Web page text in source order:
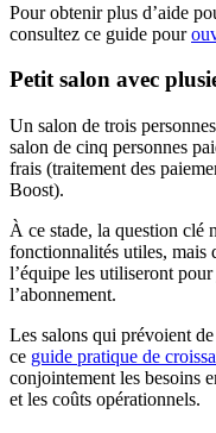
Pour obtenir plus d’aide
consultez ce guide pour
Petit salon avec
Un salon de trois
salon de cinq personnes
frais (traitement des
Boost).
À ce stade, la question clé
fonctionnalités utiles, mais
l’équipe les utiliseront
l’abonnement.
Les salons qui prévoient
ce guide pratique de
conjointement les besoins
et les coûts opérationnels.